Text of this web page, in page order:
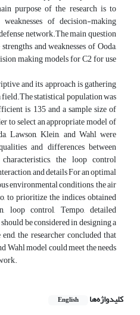
purpose of the research is to
of decision-making
network.The main question
and weaknesses of Ooda,
making models for C2 for use
and its approach is gathering
statistical population was
is 135 and a sample size of
to select an appropriate model of
Lawson, Klein, and Wahl were
and differences between
the loop control
and details For an optimal
environmental conditions, the air
to prioritize the indices obtained
loop control, Tempo, detailed
be considered in designing a
the researcher concluded that
Wahl model could meet the needs
کلیدواژه‌ها English